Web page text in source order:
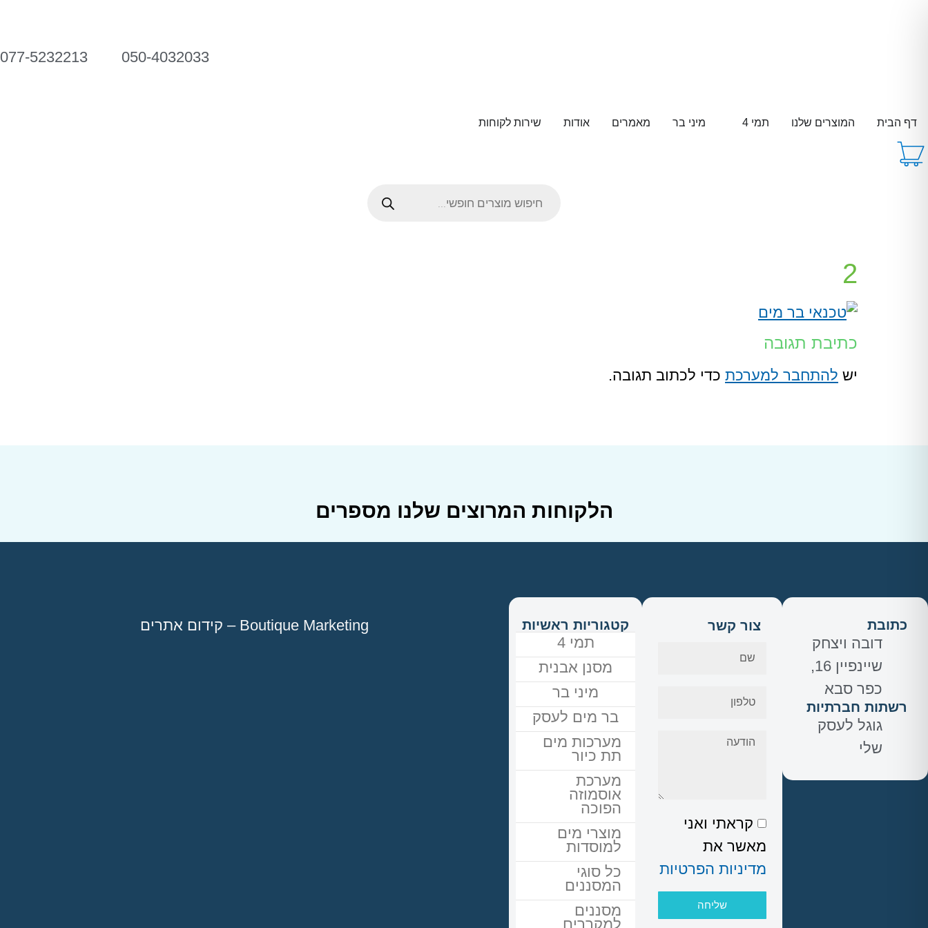
050-4032033
077-5232213
דף הבית המוצרים שלנו תמי 4 מיני בר מאמרים אודות שירות לקוחות
2
כתיבת תגובה
יש להתחבר למערכת כדי לכתוב תגובה.
הלקוחות המרוצים שלנו מספרים
כתובת
דובה ויצחק
שיינפיין 16,
כפר סבא
רשתות חברתיות
גוגל לעסק
שלי
צור קשר
קראתי ואני
מאשר את
מדיניות הפרטיות
שליחה
קטגוריות ראשיות
תמי 4
מסנן אבנית
מיני בר
בר מים לעסק
מערכות מים
תת כיור
מערכת
אוסמוזה
הפוכה
מוצרי מים
למוסדות
כל סוגי
המסננים
מסננים
למקררים
Boutique Marketing – קידום אתרים